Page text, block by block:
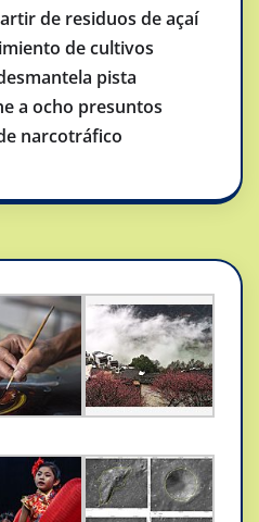
de residuos de açaí
de cultivos
pista
a ocho presuntos
narcotráfico